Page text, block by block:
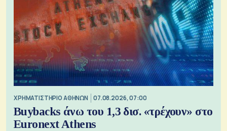
XΡΗΜΑΤΙΣΤΗΡΙΟ ΑΘΗΝΩΝ 07.08.2026, 07:00
Buybacks άνω του 1,3 δισ. «τρέχουν» στο
Euronext Athens